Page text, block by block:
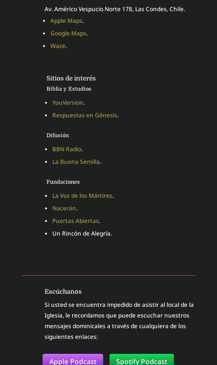
Av. Américo Vespucio Norte 178, Las Condes, Chile.
Apple Maps.
Google Maps.
Waze.
Sitios de interés
Biblia y Estudios
YouVersion.
Respuestas en Génesis.
Difusión
BBN Radio.
La Buena Semilla.
Fundaciones
La Voz de los Mártires.
Nacerán.
Puertas Abiertas.
Un Rincón de Alegría.
Escúchanos
Si usted se encuentra impedido de asistir al local de la
Iglesia, le recordamos que puede escuchar nuestros
mensajes dominicales a través de cualquiera de los
siguientes enlaces:
Apple Podcast Spotify Podcast